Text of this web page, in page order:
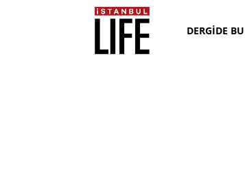
DERGİDE